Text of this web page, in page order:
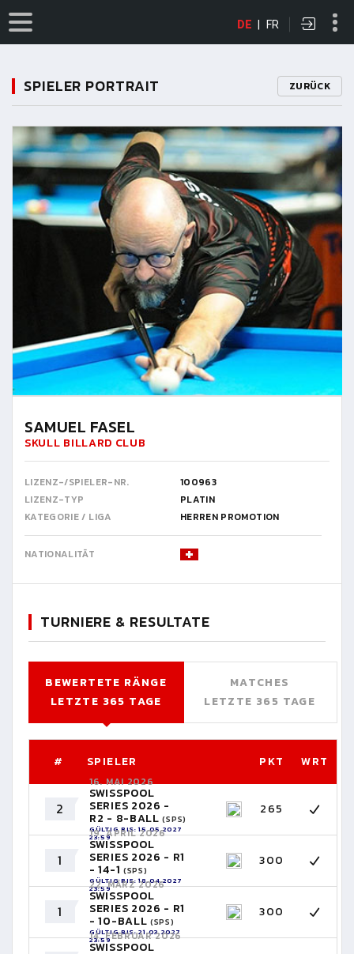
DE | FR
SPIELER PORTRAIT ZURÜCK
11
SAMUEL FASEL
SKULL BILLARD CLUB
LIZENZ-/SPIELER-NR.
100963
LIZENZ-TYP
PLATIN
KATEGORIE / LIGA
HERREN PROMOTION
NATIONALITÄT
TURNIERE & RESULTATE
BEWERTETE RÄNGE
LETZTE 365 TAGE
MATCHES
LETZTE 365 TAGE
# SPIELER PKT WRT
2
16. MAI 2026
SWISSPOOL
SERIES 2026 -
R2 - 8-BALL(SPS)
GÜLTIG BIS: 15.05.2027
23:59
265
1
19. APRIL 2026
SWISSPOOL
SERIES 2026 - R1
- 14-1 (SPS)
GÜLTIG BIS: 18.04.2027
23:59
300
1
22. MÄRZ 2026
SWISSPOOL
SERIES 2026 - R1
- 10-BALL (SPS)
GÜLTIG BIS: 21.03.2027
23:59
300
14. FEBRUAR 2026
SWISSPOOL